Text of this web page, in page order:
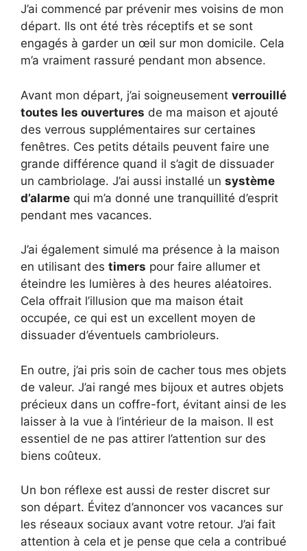
J’ai commencé par prévenir mes voisins de mon
départ. Ils ont été très réceptifs et se sont
engagés à garder un œil sur mon domicile. Cela
m’a vraiment rassuré pendant mon absence.
Avant mon départ, j’ai soigneusement verrouillé
toutes les ouvertures de ma maison et ajouté
des verrous supplémentaires sur certaines
fenêtres. Ces petits détails peuvent faire une
grande différence quand il s’agit de dissuader
un cambriolage. J’ai aussi installé un système
d’alarme qui m’a donné une tranquillité d’esprit
pendant mes vacances.
J’ai également simulé ma présence à la maison
en utilisant des timers pour faire allumer et
éteindre les lumières à des heures aléatoires.
Cela offrait l’illusion que ma maison était
occupée, ce qui est un excellent moyen de
dissuader d’éventuels cambrioleurs.
En outre, j’ai pris soin de cacher tous mes objets
de valeur. J’ai rangé mes bijoux et autres objets
précieux dans un coffre-fort, évitant ainsi de les
laisser à la vue à l’intérieur de la maison. Il est
essentiel de ne pas attirer l’attention sur des
biens coûteux.
Un bon réflexe est aussi de rester discret sur
son départ. Évitez d’annoncer vos vacances sur
les réseaux sociaux avant votre retour. J’ai fait
attention à cela et je pense que cela a contribué